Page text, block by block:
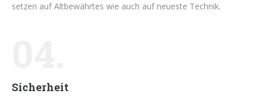
setzen auf Altbewährtes wie auch auf neueste Technik.
Sicherheit